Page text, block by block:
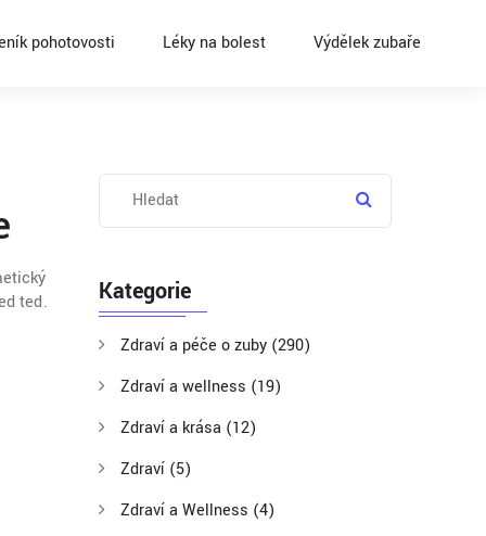
pohotovosti Léky na bolest Výdělek zubaře
teď.
Kategorie
Zdraví a péče o zuby (290)
Zdraví a wellness (19)
Zdraví a krása (12)
Zdraví (5)
Zdraví a Wellness (4)